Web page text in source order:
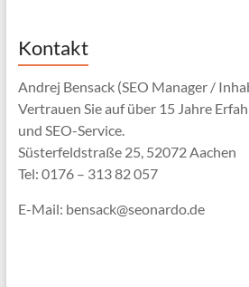
Kontakt
Andrej Bensack (SEO Manager /
Vertrauen Sie auf über 15 Jahre
und SEO-Service.
Süsterfeldstraße 25, 52072 Aachen
Tel: 0176 – 313 82 057
E-Mail: bensack@seonardo.de